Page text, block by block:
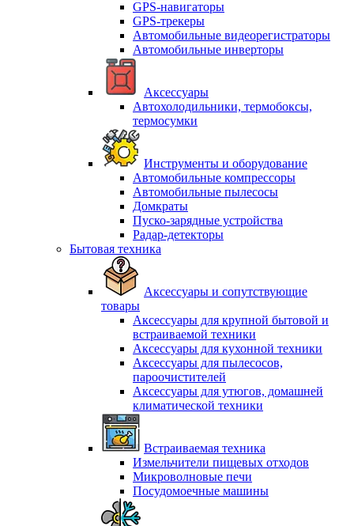
GPS-навигаторы
GPS-трекеры
Автомобильные видеорегистраторы
Автомобильные инверторы
Аксессуары
Автохолодильники, термобоксы,
термосумки
Инструменты и оборудование
Автомобильные компрессоры
Автомобильные пылесосы
Домкраты
Пуско-зарядные устройства
Радар-детекторы
Бытовая техника
Аксессуары и сопутствующие
товары
Аксессуары для крупной бытовой и
встраиваемой техники
Аксессуары для кухонной техники
Аксессуары для пылесосов,
пароочистителей
Аксессуары для утюгов, домашней
климатической техники
Встраиваемая техника
Измельчители пищевых отходов
Микроволновые печи
Посудомоечные машины